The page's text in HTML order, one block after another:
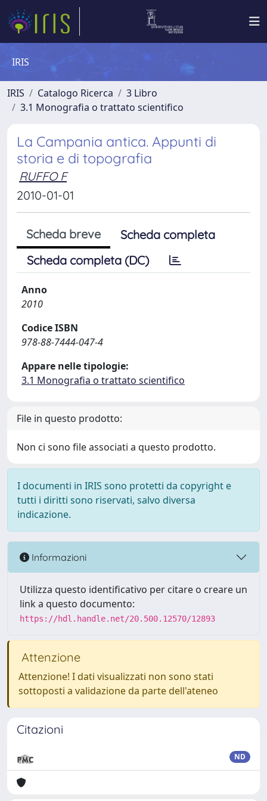
IRIS
IRIS Catalogo Ricerca
3 Libro
3.1 Monografia o trattato scientifico
La Campania antica. Appunti di
storia e di topografia
RUFFO F
2010-01-01
Scheda breve
Scheda completa
Scheda completa (DC)
Anno
2010
Codice ISBN
978-88-7444-047-4
Appare nelle tipologie:
3.1 Monografia o trattato scientifico
File in questo prodotto:
Non ci sono file associati a questo prodotto.
I documenti in IRIS sono protetti da copyright e
tutti i diritti sono riservati, salvo diversa
indicazione.
Informazioni
Utilizza questo identificativo per citare o creare un
link a questo documento:
https://hdl.handle.net/20.500.12570/12893
Attenzione
Attenzione! I dati visualizzati non sono stati
sottoposti a validazione da parte dell'ateneo
Citazioni
ND